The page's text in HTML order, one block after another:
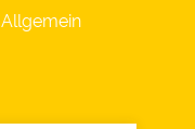
Allgemein